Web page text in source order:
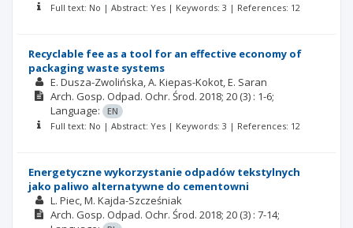
Full text: No | Abstract: Yes | Keywords: 3 | References: 12
Recyclable fee as a tool for an effective economy of
packaging waste systems
E. Dusza-Zwolińska A. Kiepas-Kokot E. Saran
Arch. Gosp. Odpad. Ochr. Środ. 2018; 20 (3) : 1-6;
Language:
EN
Full text: No | Abstract: Yes | Keywords: 3 | References: 12
Energetyczne wykorzystanie odpadów tekstylnych
jako paliwo alternatywne do cementowni
L. Piec M. Kajda-Szcześniak
Arch. Gosp. Odpad. Ochr. Środ. 2018; 20 (3) : 7-14;